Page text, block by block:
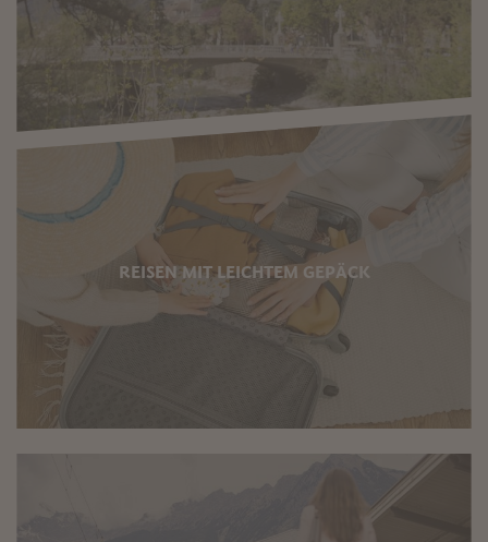
REISEN MIT LEICHTEM GEPÄCK